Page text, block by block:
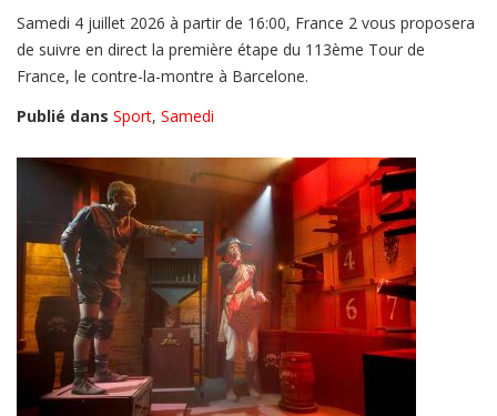
Samedi 4 juillet 2026 à partir de 16:00, France 2 vous proposera
de suivre en direct la première étape du 113ème Tour de
France, le contre-la-montre à Barcelone.
Publié dans Sport, Samedi